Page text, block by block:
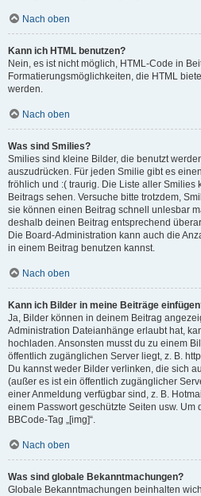
Nach oben
Kann ich HTML benutzen?
Nein, es ist nicht möglich, HTML-Code in
Formatierungsmöglichkeiten, die HTML
werden.
Nach oben
Was sind Smilies?
Smilies sind kleine Bilder, die benutzt
auszudrücken. Für jeden Smilie gibt es
fröhlich und :( traurig. Die Liste aller Smilies
Beitrags sehen. Versuche bitte trotzdem,
sie können einen Beitrag schnell unlesbar
deshalb deinen Beitrag entsprechend
Die Board-Administration kann auch die
in einem Beitrag benutzen kannst.
Nach oben
Kann ich Bilder in meine Beiträge
Ja, Bilder können in deinem Beitrag
Administration Dateianhänge erlaubt hat,
hochladen. Ansonsten musst du zu einem
öffentlich zugänglichen Server liegt, z. B.
Du kannst weder Bilder verlinken, die sich
(außer es ist ein öffentlich zugänglicher
einer Anmeldung verfügbar sind, z. B.
einem Passwort geschützte Seiten usw.
BBCode-Tag „[img]“.
Nach oben
Was sind globale Bekanntmachungen?
Globale Bekanntmachungen beinhalten